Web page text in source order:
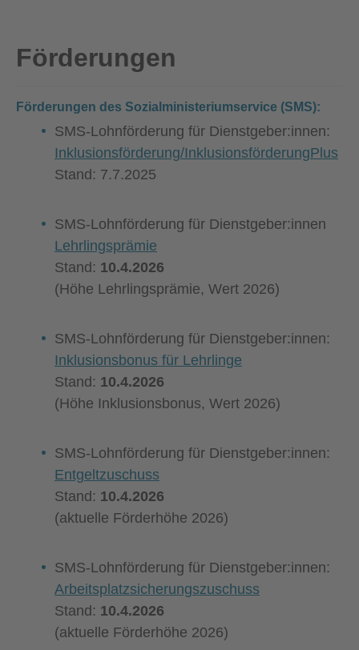
Förderungen
Förderungen des Sozialministeriumservice (SMS):
SMS-Lohnförderung für Dienstgeber:innen:
Inklusionsförderung/InklusionsförderungPlus
Stand: 7.7.2025
SMS-Lohnförderung für Dienstgeber:innen
Lehrlingsprämie
Stand: 10.4.2026
(Höhe Lehrlingsprämie, Wert 2026)
SMS-Lohnförderung für Dienstgeber:innen:
Inklusionsbonus für Lehrlinge
Stand: 10.4.2026
(Höhe Inklusionsbonus, Wert 2026)
SMS-Lohnförderung für Dienstgeber:innen:
Entgeltzuschuss
Stand: 10.4.2026
(aktuelle Förderhöhe 2026)
SMS-Lohnförderung für Dienstgeber:innen:
Arbeitsplatzsicherungszuschuss
Stand: 10.4.2026
(aktuelle Förderhöhe 2026)